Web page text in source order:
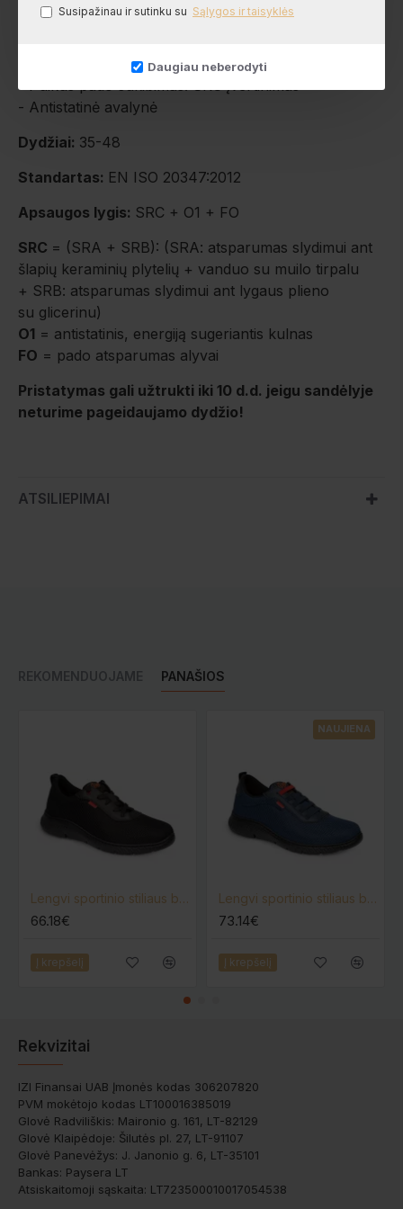
Susipažinau ir sutinku su Sąlygos ir taisyklės
Daugiau neberodyti
- Galima skalbti skalbimo mašinoje iki 40 laipsnių
- Avalynė atspari naftos produktams
- Puikus pado sukibimas: SRC įvertinimas
- Antistatinė avalynė
Dydžiai: 35-48
Standartas: EN ISO 20347:2012
Apsaugos lygis: SRC + O1 + FO
SRC = (SRA + SRB): (SRA: atsparumas slydimui ant
šlapių keraminių plytelių + vanduo su muilo tirpalu
+ SRB: atsparumas slydimui ant lygaus plieno
su glicerinu)
O1 = antistatinis, energiją sugeriantis kulnas
FO = pado atsparumas alyvai
Pristatymas gali užtrukti iki 10 d.d. jeigu sandėlyje
neturime pageidaujamo dydžio!
ATSILIEPIMAI
REKOMENDUOJAME PANAŠIOS
Lengvi sportinio stiliaus batai Dian Seul
66.18€
Į krepšelį
NAUJIENA
Lengvi sportinio stiliaus batai Dian Atlanta
73.14€
Į krepšelį
Rekvizitai
IZI Finansai UAB Įmonės kodas 306207820
PVM mokėtojo kodas LT100016385019
Glovė Radviliškis: Maironio g. 161, LT-82129
Glovė Klaipėdoje: Šilutės pl. 27, LT-91107
Glovė Panevėžys: J. Janonio g. 6, LT-35101
Bankas: Paysera LT
Atsiskaitomoji sąskaita: LT723500010017054538